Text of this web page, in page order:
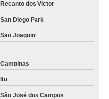
Recanto dos Victor
San Diego Park
São Joaquim
Campinas
Itu
São José dos Campos